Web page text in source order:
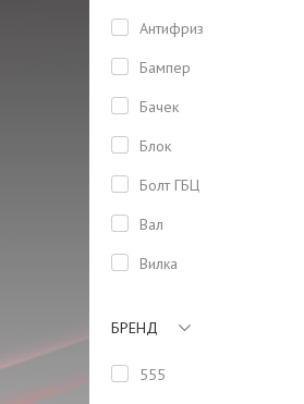
Антифриз
Бампер
Бачек
Блок
Болт ГБЦ
Вал
Вилка
Высоковольтные провода
Генератор
БРЕНД
555